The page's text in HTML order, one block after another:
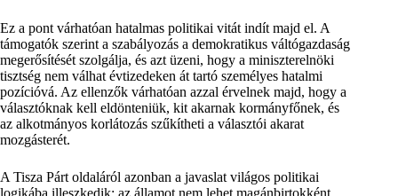
Ez a pont várhatóan hatalmas politikai vitát indít majd el. A
támogatók szerint a szabályozás a demokratikus váltógazdaság
megerősítését szolgálja, és azt üzeni, hogy a miniszterelnöki
tisztség nem válhat évtizedeken át tartó személyes hatalmi
pozícióvá. Az ellenzők várhatóan azzal érvelnek majd, hogy a
választóknak kell eldönteniük, kit akarnak kormányfőnek, és
az alkotmányos korlátozás szűkítheti a választói akarat
mozgásterét.
A Tisza Párt oldaláról azonban a javaslat világos politikai